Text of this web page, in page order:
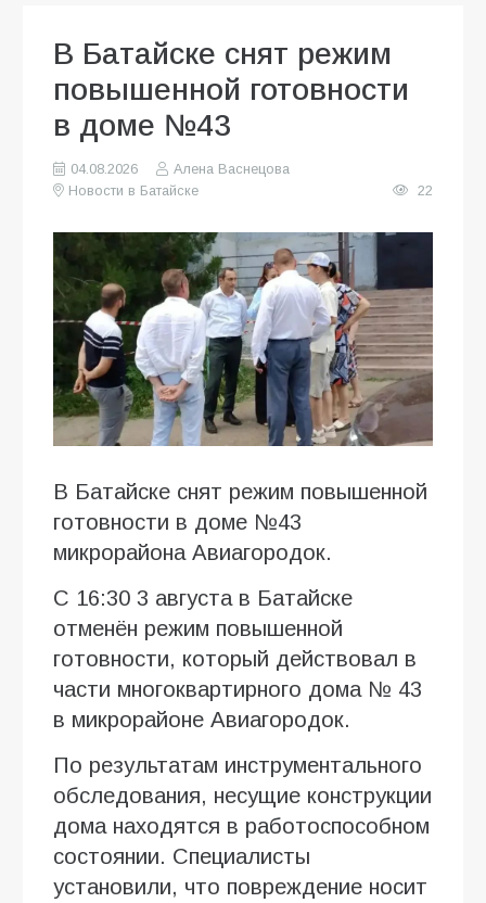
В Батайске снят режим
повышенной готовности
в доме №43
04.08.2026
Алена Васнецова
Новости в Батайске
22
В Батайске снят режим повышенной
готовности в доме №43
микрорайона Авиагородок.
С 16:30 3 августа в Батайске
отменён режим повышенной
готовности, который действовал в
части многоквартирного дома № 43
в микрорайоне Авиагородок.
По результатам инструментального
обследования, несущие конструкции
дома находятся в работоспособном
состоянии. Специалисты
установили, что повреждение носит